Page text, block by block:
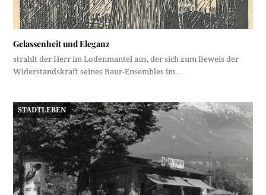
Gelassenheit und Eleganz
strahlt der Herr im Lodenmantel aus, der sich zum Beweis der
Widerstandskraft seines Baur-Ensembles im…
STADTLEBEN